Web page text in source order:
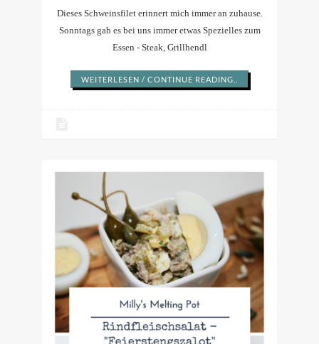
Dieses Schweinsfilet erinnert mich immer an zuhause.
Sonntags gab es bei uns immer etwas Spezielles zum
Essen - Steak, Grillhendl
WEITERLESEN / CONTINUE READING..